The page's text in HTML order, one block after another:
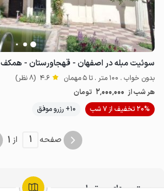
سوئیت مبله در اصفهان - قهجاورستان - همکف
بدون خواب . 100 متر . تا 5 مهمان 4.6 (8 نظر)
هر شب از 2٬000٬000 تومان
20% تخفیف از 7 شب
10+ رزرو موفق
صفحه 1 از 1